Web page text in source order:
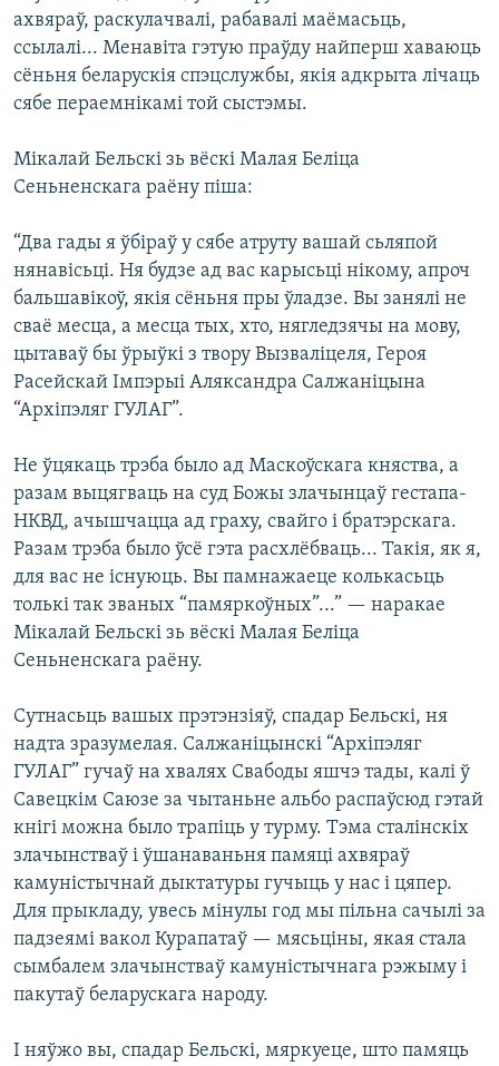
ахвяраў, раскулачвалі, рабавалі маёмасьць,
ссылалі... Менавіта гэтую праўду найперш хаваюць
сёньня беларускія спэцслужбы, якія адкрыта лічаць
сябе пераемнікамі той сыстэмы.
Мікалай Бельскі зь вёскі Малая Беліца
Сеньненскага раёну піша:
“Два гады я ўбіраў у сябе атруту вашай сьляпой
нянавісьці. Ня будзе ад вас карысьці нікому, апроч
бальшавікоў, якія сёньня пры ўладзе. Вы занялі не
сваё месца, а месца тых, хто, нягледзячы на мову,
цытаваў бы ўрыўкі з твору Вызваліцеля, Героя
Расейскай Імпэрыі Аляксандра Салжаніцына
“Архіпэляг ГУЛАГ”.
Не ўцякаць трэба было ад Маскоўскага княства, а
разам выцягваць на суд Божы злачынцаў гестапа-
НКВД, ачышчацца ад граху, свайго і братэрскага.
Разам трэба было ўсё гэта расхлёбваць... Такія, як я,
для вас не існуюць. Вы памнажаеце колькасьць
толькі так званых “памяркоўных”...” — наракае
Мікалай Бельскі зь вёскі Малая Беліца
Сеньненскага раёну.
Сутнасьць вашых прэтэнзіяў, спадар Бельскі, ня
надта зразумелая. Салжаніцынскі “Архіпэляг
ГУЛАГ” гучаў на хвалях Свабоды яшчэ тады, калі ў
Савецкім Саюзе за чытаньне альбо распаўсюд гэтай
кнігі можна было трапіць у турму. Тэма сталінскіх
злачынстваў і ўшанаваньня памяці ахвяраў
камуністычнай дыктатуры гучыць у нас і цяпер.
Для прыкладу, увесь мінулы год мы пільна сачылі за
падзеямі вакол Курапатаў — мясьціны, якая стала
сымбалем злачынстваў камуністычнага рэжыму і
пакутаў беларускага народу.
І няўжо вы, спадар Бельскі, мяркуеце, што памяць